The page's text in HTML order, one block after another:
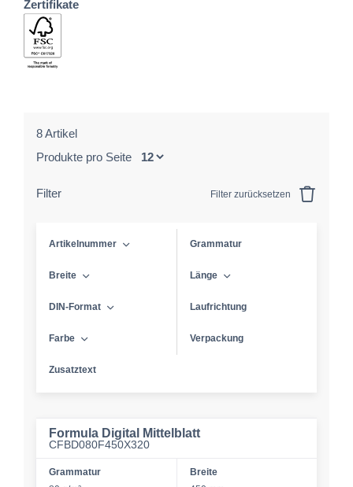
Zertifikate
8 Artikel
Produkte pro Seite
Filter Filter zurücksetzen
Artikelnummer Grammatur
Breite Länge
DIN-Format Laufrichtung
Farbe Verpackung
Zusatztext
Formula Digital Mittelblatt
CFBD080F450X320
Grammatur
Breite